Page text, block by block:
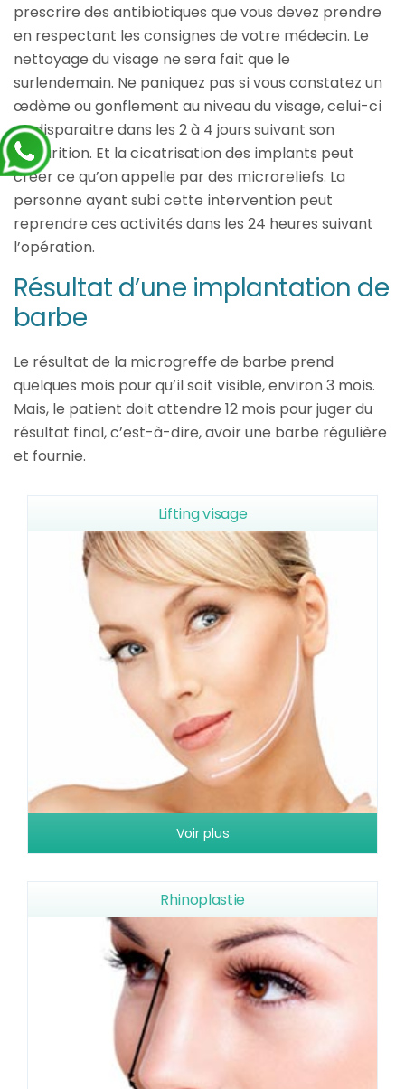
prescrire des antibiotiques que vous devez prendre
en respectant les consignes de votre médecin. Le
nettoyage du visage ne sera fait que le
surlendemain. Ne paniquez pas si vous constatez un
œdème ou gonflement au niveau du visage, celui-ci
va disparaitre dans les 2 à 4 jours suivant son
apparition. Et la cicatrisation des implants peut
créer ce qu’on appelle par des microreliefs. La
personne ayant subi cette intervention peut
reprendre ces activités dans les 24 heures suivant
l’opération.
Résultat d’une implantation de
barbe
Le résultat de la microgreffe de barbe prend
quelques mois pour qu’il soit visible, environ 3 mois.
Mais, le patient doit attendre 12 mois pour juger du
résultat final, c’est-à-dire, avoir une barbe régulière
et fournie.
Lifting visage
Voir plus
Rhinoplastie